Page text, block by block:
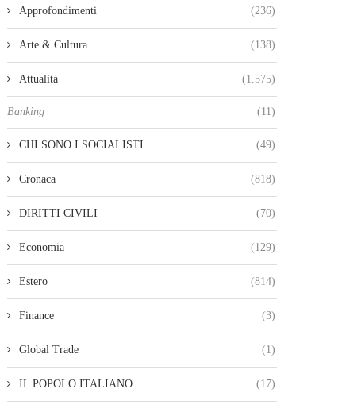
Approfondimenti (236)
Arte & Cultura (138)
Attualità (1.575)
Banking (11)
CHI SONO I SOCIALISTI (49)
Cronaca (818)
DIRITTI CIVILI (70)
Economia (129)
Estero (814)
Finance (3)
Global Trade (1)
IL POPOLO ITALIANO (17)